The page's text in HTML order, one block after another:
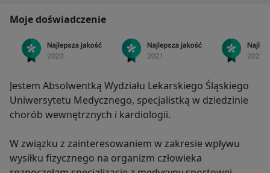
Moje doświadczenie
Jestem Absolwentką Wydziału Lekarskiego Śląskiego
Uniwersytetu Medycznego, specjalistką w dziedzinie
chorób wewnętrznych i kardiologii.
W związku z zainteresowaniem w zakresie wpływu
wysiłku fizycznego na organizm człowieka